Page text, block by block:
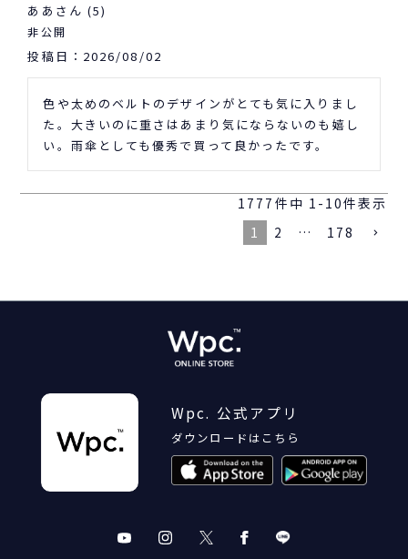
ああ 5
非公開
投稿日 2026/08/02
色や太めのベルトのデザインがとても気に入りまし
た。大きいのに重さはあまり気にならないのも嬉し
い。雨傘としても優秀で買って良かったです。
1777 件中 1 - 10件表示
1
2 … 178
Wpc. 公式アプリ
ダウンロードはこちら